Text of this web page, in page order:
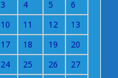
3 4 5
6
10 11 12
13
17 18 19
20
24 25 26
27